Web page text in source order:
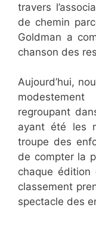
travers
de chemin
Goldman a
chanson des
Aujourd’hui,
regroupant
ayant été les
troupe des
de compter la
chaque
classement
spectacle des